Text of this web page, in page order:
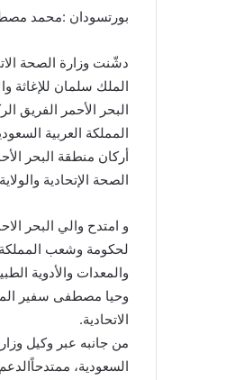
بورتسودان :محمد
دشّنت وزارة الصحة
الملك سلمان للإغاثة
المملكة العربية
أركان منطقة البحر
الصحة الإتحادية
و امتدح والي البحر
لحكومة وشعب
والمعدات والأدوية
وحيا مصطفى سفير
الاتحادية.
من جانبه عبر وكيل
السعودية،